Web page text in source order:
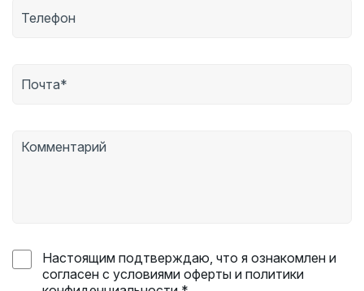
Настоящим подтверждаю, что я ознакомлен и
согласен с условиями оферты и политики